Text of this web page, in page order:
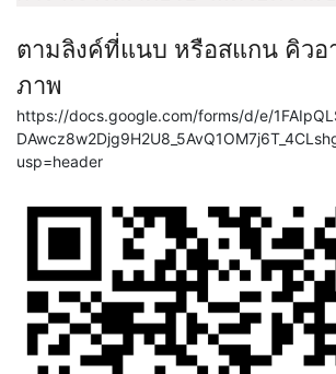
ตามลิงค์ที่แนบ หรือสแกน คิวอ
ภาพ
https://docs.google.com/forms/d/e/
usp=header